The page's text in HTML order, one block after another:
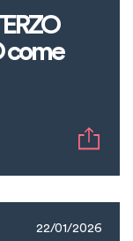
come
22/01/2026